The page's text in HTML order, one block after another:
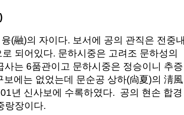
(融)의 자이다. 보서에 공의 관직은 전중내
되어있다. 문하시중은 고려조 문하성의
사는 6품관이고 문하시중은 정승이니 추증
에는 없었는데 문순공 상하(尙夏)의 淸風
년 신사보에 수록하였다. 공의 현손 합경
랑장이다.